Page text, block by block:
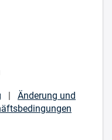
Änderung und